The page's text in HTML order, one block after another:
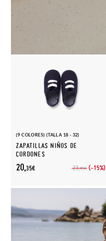
(9 COLORES) (TALLA 18 - 32)
ZAPATILLAS NIÑOS DE
CORDONES
23,95€ (-15%)
20,35€